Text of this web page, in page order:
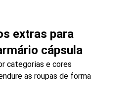
extras para
cápsula
categorias e cores
as roupas de forma